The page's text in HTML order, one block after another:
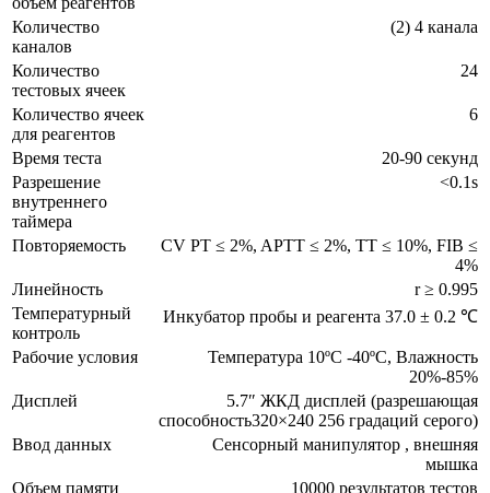
Количество
каналов
(2) 4 канала
Количество
тестовых ячеек
24
Количество ячеек
для реагентов
6
Время теста
20-90 секунд
Разрешение
внутреннего
таймера
<0.1s
Повторяемость
CV PT ≤ 2%, APTT ≤ 2%, TT ≤ 10%, FIB ≤
4%
Линейность
r ≥ 0.995
Температурный
контроль
Инкубатор пробы и реагента 37.0 ± 0.2 ℃
Рабочие условия
Температура 10ºC -40ºC, Влажность
20%-85%
Дисплей
5.7″ ЖКД дисплей (разрешающая
способность320×240 256 градаций серого)
Ввод данных
Сенсорный манипулятор , внешняя
мышка
Объем памяти
10000 результатов тестов